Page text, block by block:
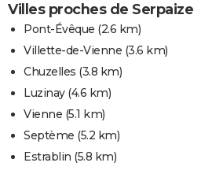
Villes proches de Serpaize
Pont-Évêque (2.6 km)
Villette-de-Vienne (3.6 km)
Chuzelles (3.8 km)
Luzinay(4.6 km)
Vienne (5.1 km)
Septème (5.2 km)
Estrablin (5.8 km)